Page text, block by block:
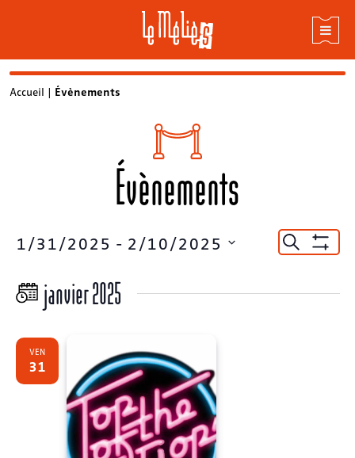
SkipAccueil | Évènements
Évènements
Recherche
Montrer
1/31/2025 - 2/10/2025
une
date. janvier 2025
VEN
31